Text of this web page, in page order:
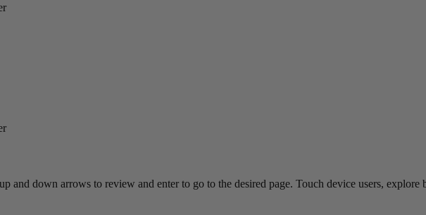
and down arrows to review and enter to go to the desired page. Touch device users,